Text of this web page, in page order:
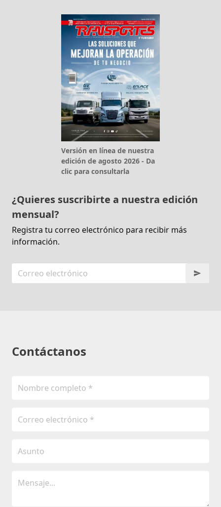
Versión en línea de nuestra
edición de agosto 2026 - Da
clic para consultarla
¿Quieres suscribirte a nuestra edición
mensual?
Registra tu correo electrónico para recibir más
información.
Contáctanos